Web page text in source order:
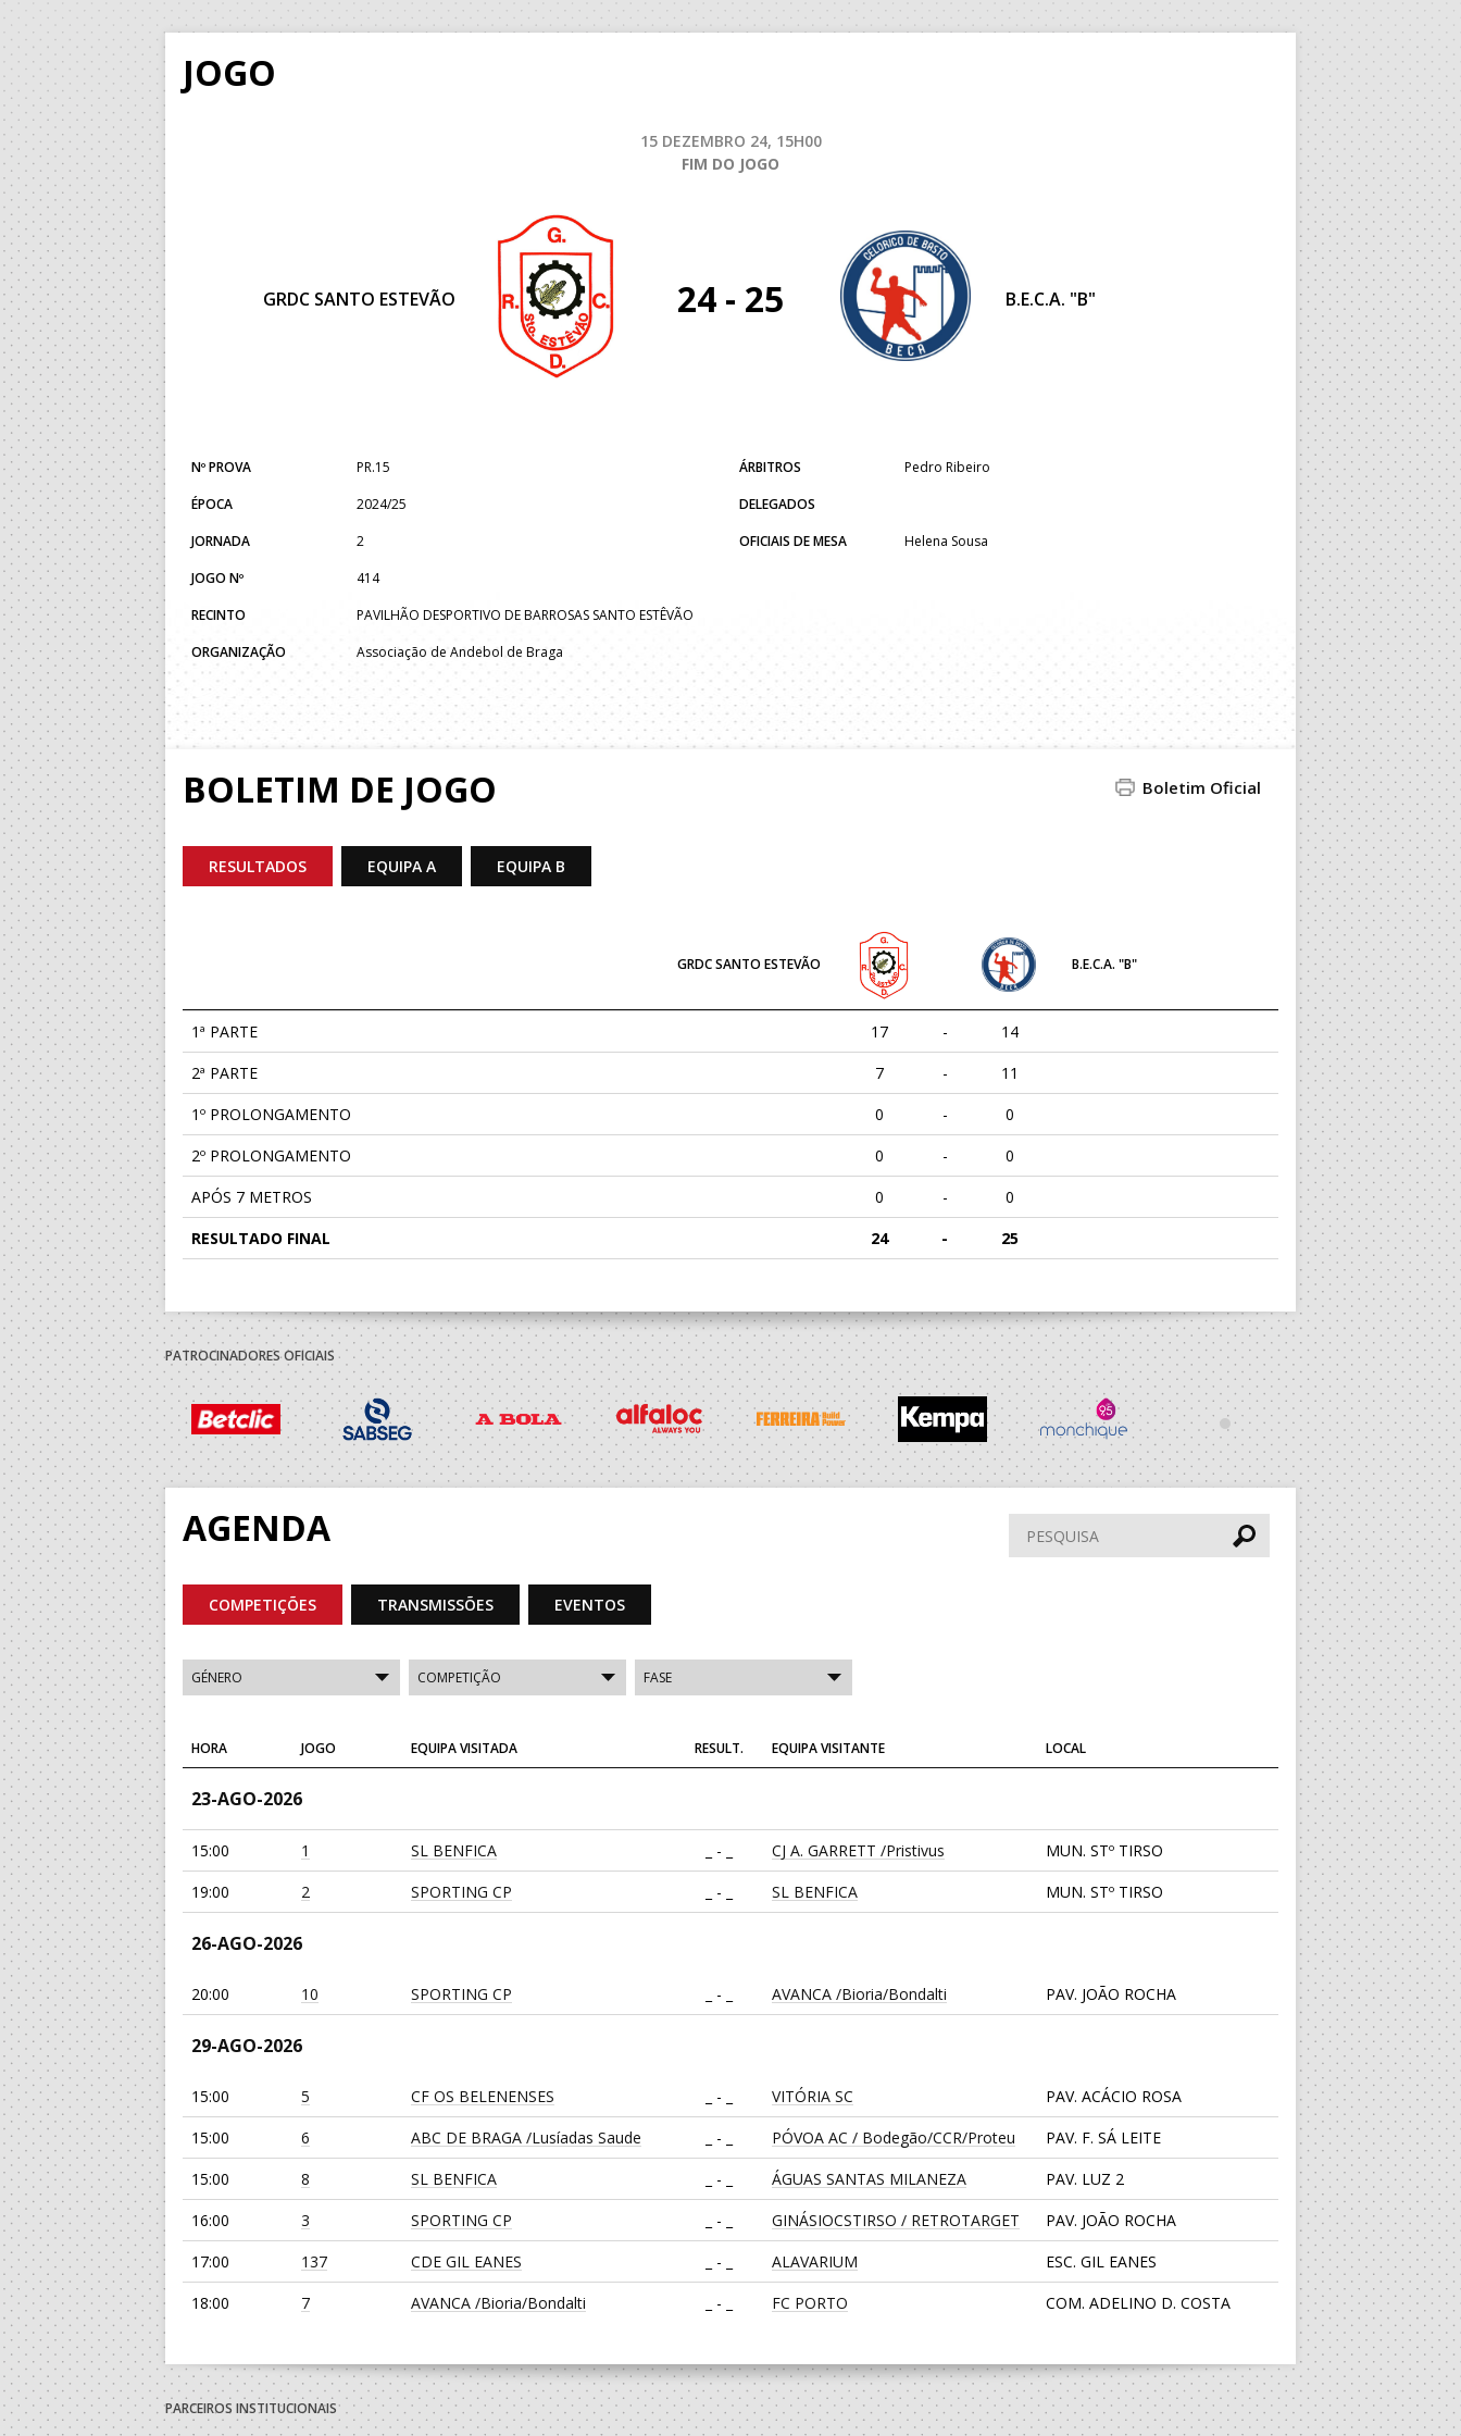
JOGO
15 DEZEMBRO 24, 15H00
FIM DO JOGO
GRDC SANTO ESTEVÃO 24 - 25 B.E.C.A. "B"
Nº PROVA
PR.15
ÉPOCA
2024/25
JORNADA
2
JOGO Nº
414
RECINTO
PAVILHÃO DESPORTIVO DE BARROSAS SANTO ESTÊVÃO
ORGANIZAÇÃO
Associação de Andebol de Braga
ÁRBITROS
Pedro Ribeiro
DELEGADOS
OFICIAIS DE MESA
Helena Sousa
BOLETIM DE JOGO Boletim Oficial
RESULTADOS EQUIPA A EQUIPA B
GRDC SANTO ESTEVÃO B.E.C.A. "B"
1ª PARTE 17 -
14
2ª PARTE
7 -
11
1º PROLONGAMENTO
0 -
0
2º PROLONGAMENTO
0 -
0
APÓS 7 METROS
0 -
0
RESULTADO FINAL
24 - 25
PATROCINADORES OFICIAIS
AGENDA Pesquisar
COMPETIÇÕES TRANSMISSÕES EVENTOS
HORA JOGO EQUIPA VISITADA RESULT. EQUIPA VISITANTE LOCAL
23-AGO-2026
15:00 1 SL BENFICA _ - _ CJ A. GARRETT /Pristivus
MUN. STº TIRSO
19:00
2 SPORTING CP _ - _ SL BENFICA MUN. STº TIRSO
26-AGO-2026
20:00 10 SPORTING CP _ - _ AVANCA /Bioria/Bondalti PAV. JOÃO ROCHA
29-AGO-2026
15:00 5 CF OS BELENENSES _ - _ VITÓRIA SC
PAV. ACÁCIO ROSA
15:00
6 ABC DE BRAGA /Lusíadas Saude _ - _ PÓVOA AC / Bodegão/CCR/Proteu
PAV. F. SÁ LEITE
15:00
8 SL BENFICA _ - _ ÁGUAS SANTAS MILANEZA
PAV. LUZ 2
16:00
3 SPORTING CP _ - _ GINÁSIOCSTIRSO / RETROTARGET
PAV. JOÃO ROCHA
17:00
137 CDE GIL EANES _ - _ ALAVARIUM
ESC. GIL EANES
18:00
7 AVANCA /Bioria/Bondalti _ - _ FC PORTO
COM. ADELINO D. COSTA
19:00 139 JUVE LIS _ - _ CALE
CENTRO DESPORTIVO JUVE
LIS
PARCEIROS INSTITUCIONAIS